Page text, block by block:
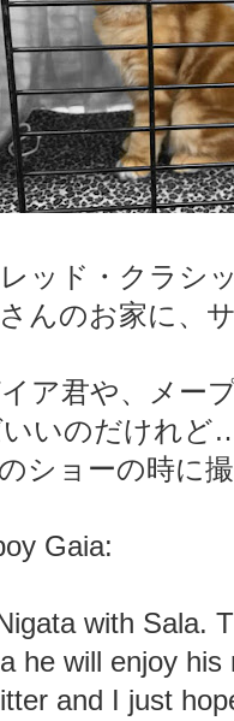
ッド・クラシ
んのお家に、
ア君や、メー
いのだけれど
ショーの時に
Gaia:
with Sala.
he will enjoy
and I just